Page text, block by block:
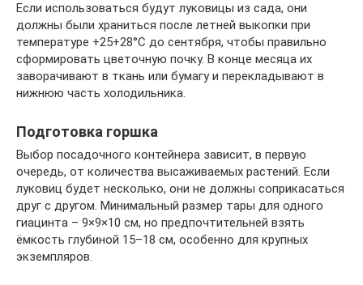
Если использоваться будут луковицы из сада, они
должны были храниться после летней выкопки при
температуре +25+28°C до сентября, чтобы правильно
сформировать цветочную почку. В конце месяца их
заворачивают в ткань или бумагу и перекладывают в
нижнюю часть холодильника.
Подготовка горшка
Выбор посадочного контейнера зависит, в первую
очередь, от количества высаживаемых растений. Если
луковиц будет несколько, они не должны соприкасаться
друг с другом. Минимальный размер тары для одного
гиацинта – 9×9×10 см, но предпочтительней взять
ёмкость глубиной 15–18 см, особенно для крупных
экземпляров.